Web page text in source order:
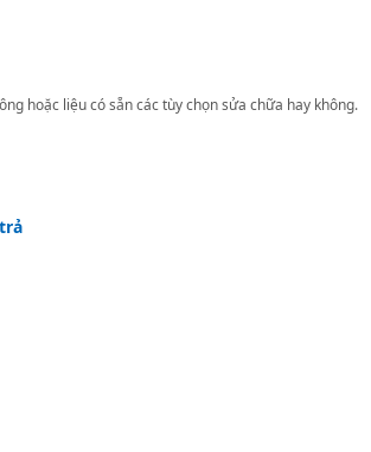
hoặc liệu có sẵn các tùy chọn sửa chữa hay không.